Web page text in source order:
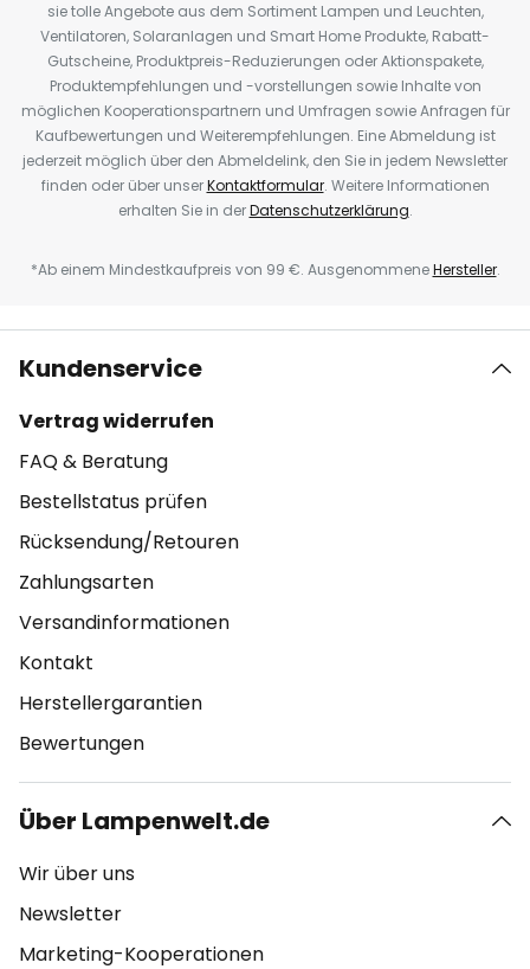
sie tolle Angebote aus dem Sortiment Lampen und Leuchten,
Ventilatoren, Solaranlagen und Smart Home Produkte, Rabatt-
Gutscheine, Produktpreis-Reduzierungen oder Aktionspakete,
Produktempfehlungen und -vorstellungen sowie Inhalte von
möglichen Kooperationspartnern und Umfragen sowie Anfragen für
Kaufbewertungen und Weiterempfehlungen. Eine Abmeldung ist
jederzeit möglich über den Abmeldelink, den Sie in jedem Newsletter
finden oder über unserKontaktformular. Weitere Informationen
erhalten Sie in derDatenschutzerklärung.
*Ab einem Mindestkaufpreis von 99 €. AusgenommeneHersteller.
Kundenservice
Vertrag widerrufen
FAQ & Beratung
Bestellstatus prüfen
Rücksendung/Retouren
Zahlungsarten
Versandinformationen
Kontakt
Herstellergarantien
Bewertungen
Über Lampenwelt.de
Wir über uns
Newsletter
Marketing-Kooperationen